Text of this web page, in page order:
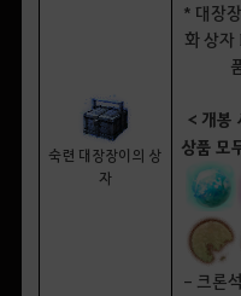
숙련 대장장이의 상
자
* 대장
화 상자
< 개봉
상품 모
- 크론